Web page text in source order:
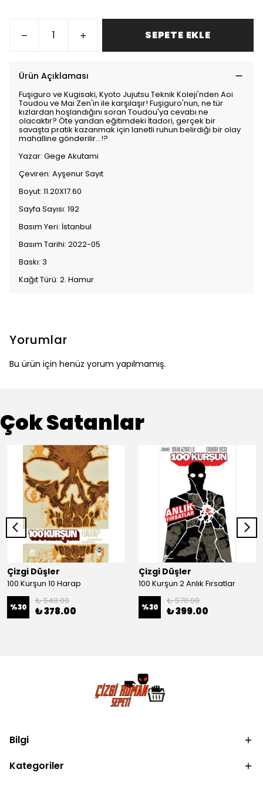
SEPETE EKLE
Ürün Açıklaması
Fuşiguro ve Kugisaki, Kyoto Jujutsu Teknik Koleji'nden Aoi
Toudou ve Mai Zen'in ile karşılaşır! Fuşiguro'nun, ne tür
kızlardan hoşlandığını soran Toudou'ya cevabı ne
olacaktır? Öte yandan eğitimdeki İtadori, gerçek bir
savaşta pratik kazanmak için lanetli ruhun belirdiği bir olay
mahalline gönderilir...!?
Yazar: Gege Akutami
Çeviren: Ayşenur Sayıt
Boyut: 11.20X17.60
Sayfa Sayısı: 192
Basım Yeri: İstanbul
Basım Tarihi: 2022-05
Baskı: 3
Kağıt Türü: 2. Hamur
Yorumlar
Bu ürün için henüz yorum yapılmamış.
Çok Satanlar
Çizgi Düşler
100 Kurşun 10 Harap
%30
₺ 540.00
₺ 378.00
Çizgi Düşler
100 Kurşun 2 Anlık Fırsatlar
%30
₺ 570.00
₺ 399.00
Bilgi
Kategoriler